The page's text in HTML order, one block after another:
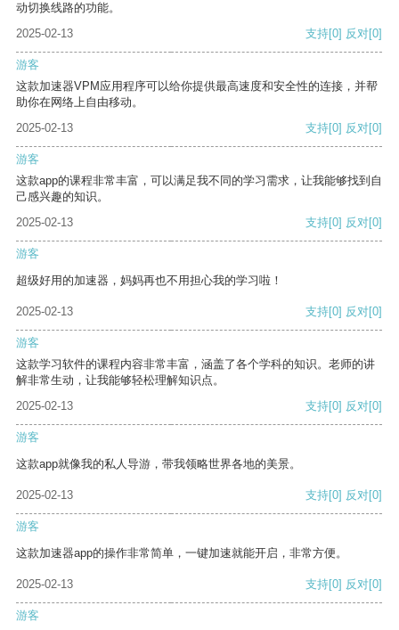
动切换线路的功能。
2025-02-13
支持[0] 反对[0]
游客
这款加速器VPM应用程序可以给你提供最高速度和安全性的连接，并帮
助你在网络上自由移动。
2025-02-13
支持[0] 反对[0]
游客
这款app的课程非常丰富，可以满足我不同的学习需求，让我能够找到自
己感兴趣的知识。
2025-02-13
支持[0] 反对[0]
游客
超级好用的加速器，妈妈再也不用担心我的学习啦！
2025-02-13 支持[0] 反对[0]
游客
这款学习软件的课程内容非常丰富，涵盖了各个学科的知识。老师的讲
解非常生动，让我能够轻松理解知识点。
2025-02-13
支持[0] 反对[0]
游客
这款app就像我的私人导游，带我领略世界各地的美景。
2025-02-13 支持[0] 反对[0]
游客
这款加速器app的操作非常简单，一键加速就能开启，非常方便。
2025-02-13 支持[0] 反对[0]
游客